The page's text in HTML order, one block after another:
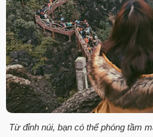
Từ đỉnh núi, bạn có thể phóng tầm